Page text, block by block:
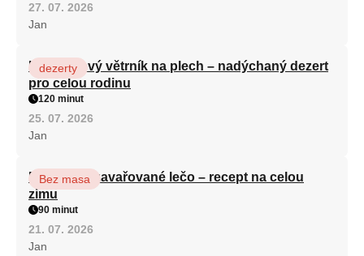
27. 07. 2026
Jan
Karamelový větrník na plech – nadýchaný dezert
pro celou rodinu
dezerty
120 minut
25. 07. 2026
Jan
Babiččino zavařované lečo – recept na celou
zimu
Bez masa
90 minut
21. 07. 2026
Jan